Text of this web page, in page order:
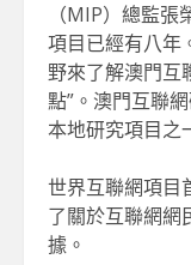
（MIP）總監
項目已經有八年
野來了解澳門互
點”。澳門互聯
本地研究項目之
世界互聯網項目
了關於互聯網網
據。